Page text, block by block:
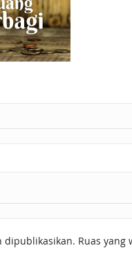
dipublikasikan. Ruas yang